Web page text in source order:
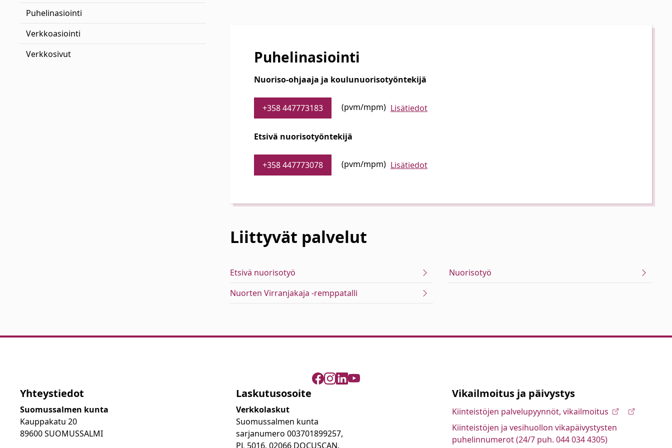
Puhelinasiointi
Verkkoasiointi
Verkkosivut
Puhelinasiointi
Nuoriso-ohjaaja ja koulunuorisotyöntekijä
+358 447773183 (pvm/mpm) Lisätiedot
Etsivä nuorisotyöntekijä
+358 447773078 (pvm/mpm) Lisätiedot
Liittyvät palvelut
Etsivä nuorisotyö
Nuorisotyö
Nuorten Virranjakaja -remppatalli
Yhteystiedot
Suomussalmen kunta
Kauppakatu 20
89600 SUOMUSSALMI
Laskutusosoite
Verkkolaskut
Suomussalmen kunta
sarjanumero 003701899257,
PL 5016, 02066 DOCUSCAN.
Vikailmoitus ja päivystys
Kiinteistöjen palvelupyynnöt, vikailmoitus
Kiinteistöjen ja vesihuollon vikapäivystysten
puhelinnumerot (24/7 puh. 044 034 4305)